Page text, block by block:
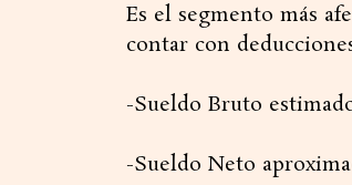
​Es el segmento más
contar con
-​Sueldo Bruto
-​Sueldo Neto